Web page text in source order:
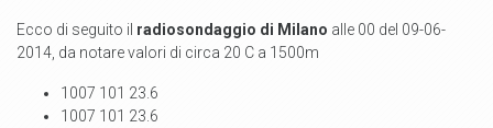
Ecco di seguito il radiosondaggio di Milano alle 00 del 09-06-
2014, da notare valori di circa 20 C a 1500m
1007 101 23.6
1007 101 23.6